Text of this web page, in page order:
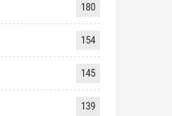
180
154
145
139